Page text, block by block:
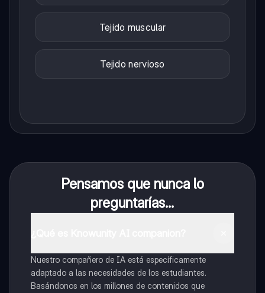
Tejido muscular
Tejido nervioso
Pensamos que nunca lo
preguntarías...
Nuestro compañero de IA está específicamente
adaptado a las necesidades de los estudiantes.
Basándonos en los millones de contenidos que